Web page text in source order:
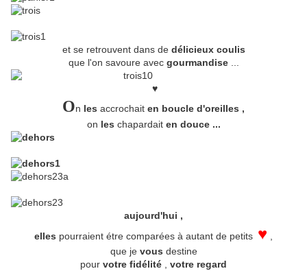
et se retrouvent dans de délicieux coulis
que l'on savoure avecgourmandise
♥
On les accrochait en boucle d'oreilles ,
on les chapardait en douce ...
aujourd'hui ,
elles pourraient étre comparées à autant de petits ♥
que jevous destine
pour votre fidélité
votre regard